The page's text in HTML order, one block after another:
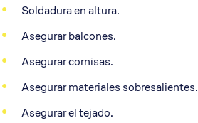
Soldadura en altura.
Asegurar balcones.
Asegurar cornisas.
Asegurar materiales sobresalientes.
Asegurar el tejado.